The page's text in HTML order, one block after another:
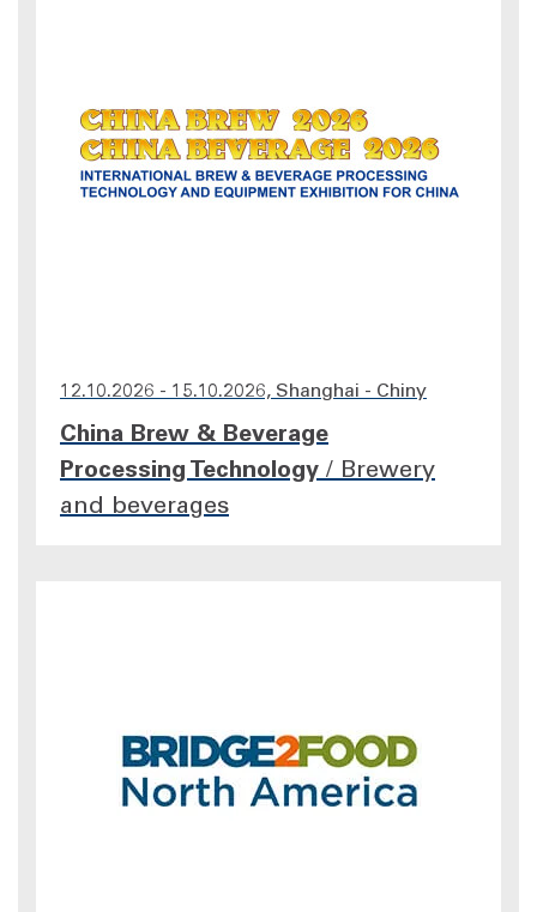
12.10.2026 - 15.10.2026, Shanghai - Chiny
China Brew & Beverage
Processing Technology / Brewery
and beverages